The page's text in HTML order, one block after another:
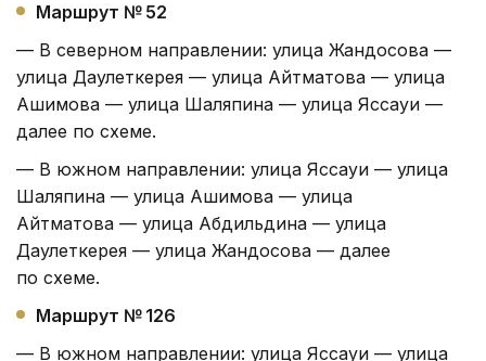
Маршрут № 52
— В северном направлении: улица Жандосова —
улица Даулеткерея — улица Айтматова — улица
Ашимова — улица Шаляпина — улица Яссауи —
далее по схеме.
— В южном направлении: улица Яссауи — улица
Шаляпина — улица Ашимова — улица
Айтматова — улица Абдильдина — улица
Даулеткерея — улица Жандосова — далее
по схеме.
Маршрут № 126
— В южном направлении: улица Яссауи — улица